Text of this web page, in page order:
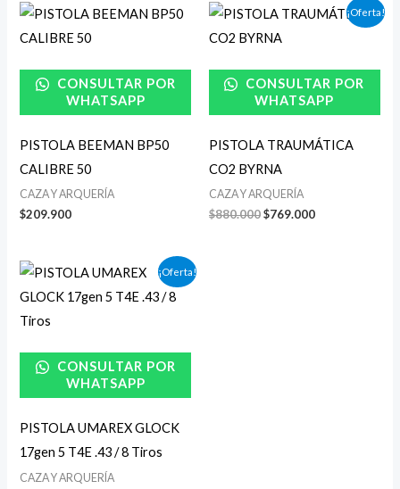
CONSULTAR POR
WHATSAPP
PISTOLA BEEMAN BP50
CALIBRE 50
CAZA Y ARQUERÍA
$209.900
¡Oferta!
CONSULTAR POR
WHATSAPP
PISTOLA TRAUMÁTICA
CO2 BYRNA
CAZA Y ARQUERÍA
$880.000
El
precio
original
$880.000.
$769.000
El
precio
$769.000.
¡Oferta!
CONSULTAR POR
WHATSAPP
PISTOLA UMAREX GLOCK
17gen 5 T4E .43 / 8 Tiros
CAZA Y ARQUERÍA
El
precio
original
El
precio
actual